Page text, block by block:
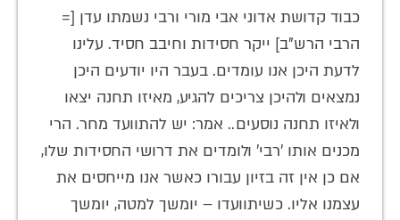
כבוד קדושת אדוני אבי מורי ורבי נשמתו עדן [=
הרבי הרש"ב] ייקר חסידות וחיבב חסיד. עלינו
לדעת היכן אנו עומדים. בעבר היו יודעים היכן
נמצאים ולהיכן צריכים להגיע, מאיזו תחנה יצאו
ולאיזו תחנה נוסעים.. אמר: יש להתוועד מחר. הרי
מכנים אותו 'רבי' ולומדים את דרושי החסידות שלו,
אם כן אין זה בזיון עבורו כאשר אנו מייחסים את
עצמנו אליו. כשיתוועדו – יומשך למטה, יומשך